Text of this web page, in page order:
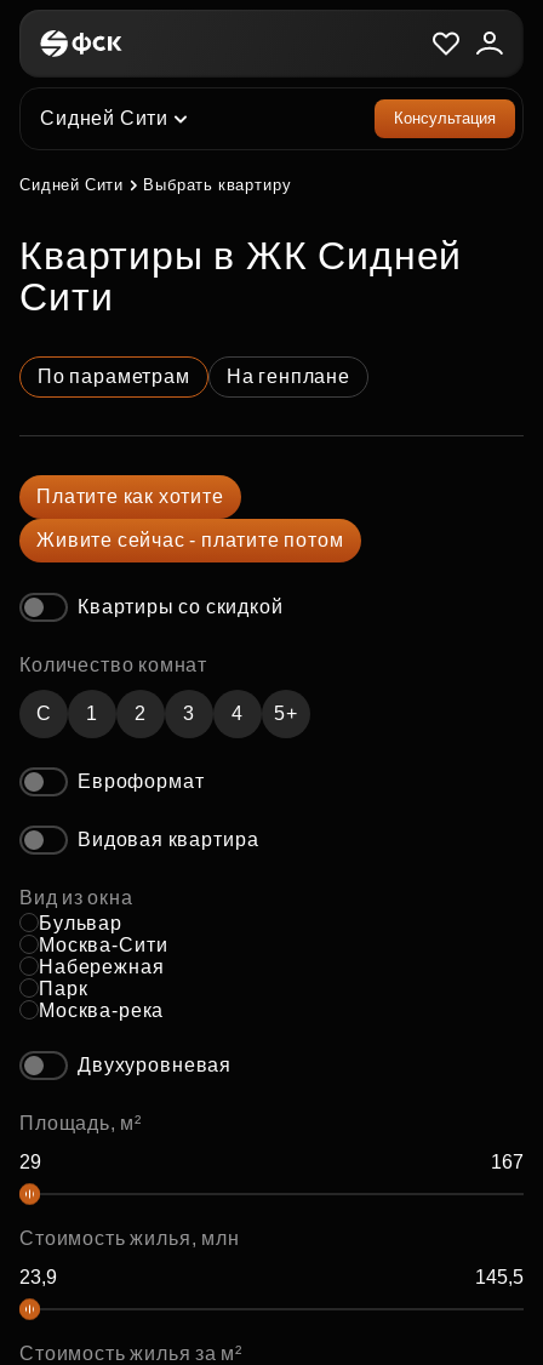
Сидней Сити Консультация
Сидней Сити Выбрать квартиру
квартиры в ЖК Сидней
Сити
По параметрам На генплане
Платите как хотите
Живите сейчас - платите потом
Квартиры со скидкой
Количество комнат
C 1 2 3 4 5+
Евроформат
Видовая квартира
Вид из окна
Бульвар
Москва-Сити
Набережная
Парк
Москва-река
Двухуровневая
Площадь, м²
Стоимость жилья, млн
Стоимость жилья за м²